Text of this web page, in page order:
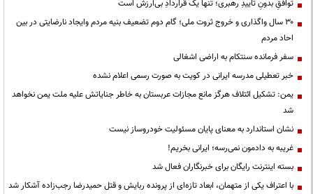
توافقِ بدونِ تاییدِ رهبری؛ تنها یک قراردادِ بی‌ارزش است
۳۰ سال واگذاری و خروج ثروت ملی؛ گام دوم تضعیف بنیه مردم وایجاد نارضایتی در بین
احاد مردم
سفر فرمانده سنتکام به اراضی اشغالی
خبر تعطیلی مدرسه ایرانی در کویت به صورت رسمی اعلام نشده
یمن: تشکیل ائتلاف هرگز مانع مجازات عربستان به خاطر جنایاتش علیه ملت یمن نخواهد
شد
نشان استاندارد به معنای پایان مسئولیت خودروساز نیست
غریبه به دادمون نمی‌رسه؛ ایرانی بخریم!
بسته اینترنت رایگان برای خبرنگاران فعال شد
با اعتراف یکی از متهمان، ابعاد تازه‌ای از پرونده ربایش و قتل حمیدرضا رجب‌زاده آشکار شد